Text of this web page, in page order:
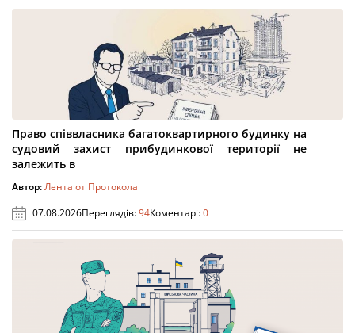
Право співвласника багатоквартирного будинку на
судовий захист прибудинкової території не
залежить в
Автор:Лента от Протокола
07.08.2026Переглядів:94Коментарі:0